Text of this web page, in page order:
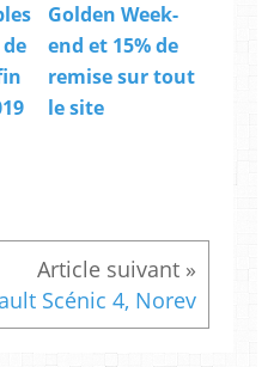
Golden Week-
end et 15% de
remise sur tout
le site
Scénic 4, Norev